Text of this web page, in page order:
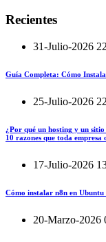
Recientes
31-Julio-2026
Guía Completa: Cómo
25-Julio-2026
¿Por qué un hosting y un sitio
10 razones que toda empresa
17-Julio-2026
Cómo instalar n8n en
20-Marzo-2026